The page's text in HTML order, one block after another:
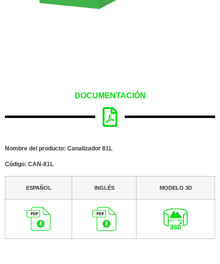
DOCUMENTACIÓN
Nombre del producto: Canalizador 81L
Código: CAN-81L
ESPAÑOL INGLÉS MODELO 3D